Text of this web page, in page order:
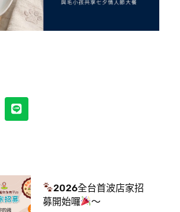
2026全台首波店家招
募開始囉
～